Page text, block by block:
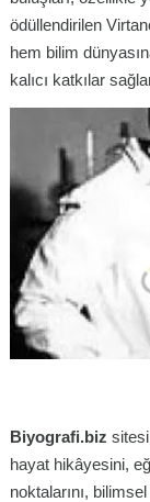
ödüllendirilen
hem bilim
kalıcı katkılar
Biyografi.biz
hayat hikâyesini,
noktalarını,